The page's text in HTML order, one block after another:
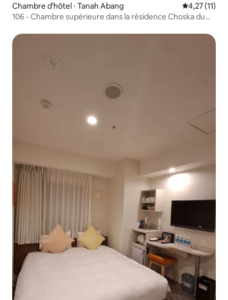
Chambre d'hôtel ⋅ Tanah Abang Évaluation
4,27 (11)
106 - Chambre supérieure dans la résidence Choska du